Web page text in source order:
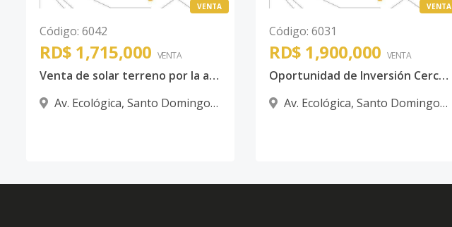
VENTA
Código: 6042
RD$ 1,715,000 VENTA
Venta de solar terreno por la avenida ecológica ciudad Juan Bosch
Av. Ecológica, Santo Domingo
VENTA
Código: 6031
RD$ 1,900,000 VENTA
Oportunidad de Inversión Cerca de la Av. Ecológica
Av. Ecológica, Santo Domingo